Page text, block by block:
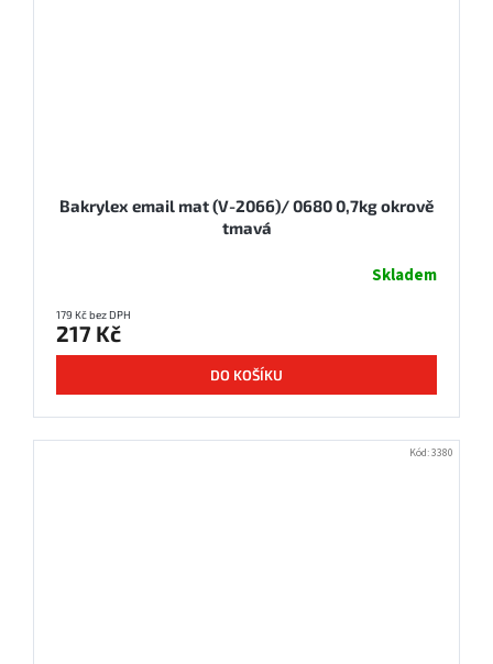
Bakrylex email mat (V-2066)/ 0680 0,7kg okrově
tmavá
Skladem
179 Kč bez DPH
217 Kč
DO KOŠÍKU
Kód:3380